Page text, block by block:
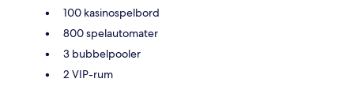
100 kasinospelbord
800 spelautomater
3 bubbelpooler
2 VIP-rum